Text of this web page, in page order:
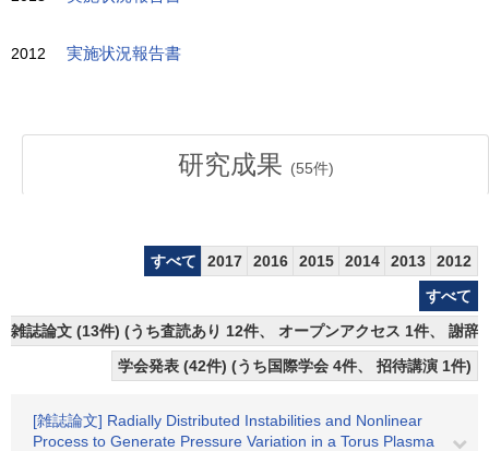
2012 実施状況報告書
研究成果 (55件)
すべて 2017 2016 2015 2014 2013
2012
すべて
雑誌論文 (13件) (うち査読あり 12件、 オープンアクセス 1件、 謝辞
学会発表 (42件) (うち国際学会 4件、 招待講演 1件)
[雑誌論文] Radially Distributed Instabilities and Nonlinear
Process to Generate Pressure Variation in a Torus Plasma